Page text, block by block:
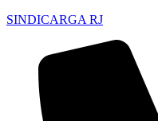
SINDICARGA RJ